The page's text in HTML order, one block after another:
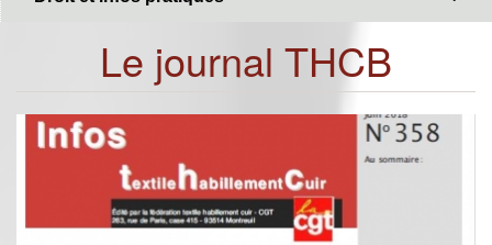
Le journal THCB